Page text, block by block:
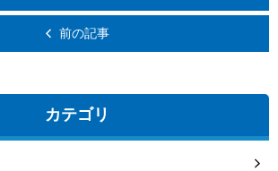
前の記事
カテゴリ